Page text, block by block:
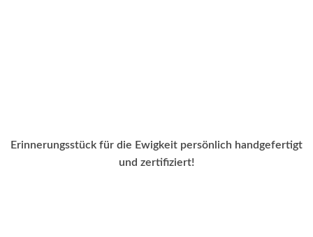
Erinnerungsstück für die Ewigkeit persönlich handgefertigt
und zertifiziert!